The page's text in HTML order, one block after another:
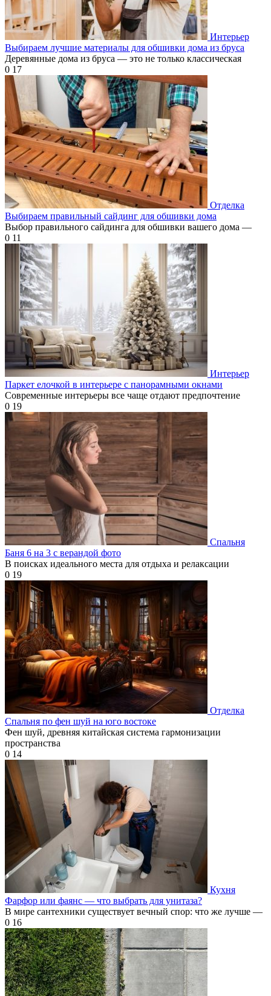
Интерьер
Выбираем лучшие материалы для обшивки дома из бруса
Деревянные дома из бруса — это не только классическая
0 17
Отделка
Выбираем правильный сайдинг для обшивки дома
Выбор правильного сайдинга для обшивки вашего дома —
0 11
Интерьер
Паркет елочкой в интерьере с панорамными окнами
Современные интерьеры все чаще отдают предпочтение
0 19
Спальня
Баня 6 на 3 с верандой фото
В поисках идеального места для отдыха и релаксации
0 19
Отделка
Спальня по фен шуй на юго востоке
Фен шуй, древняя китайская система гармонизации
пространства
0 14
Кухня
Фарфор или фаянс — что выбрать для унитаза?
В мире сантехники существует вечный спор: что же лучше —
0 16